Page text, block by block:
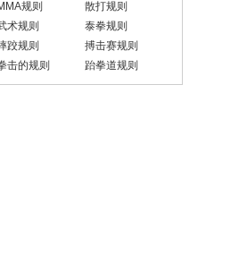
规则
散打规则
术规则
泰拳规则
跤规则
搏击赛规则
击的规则
跆拳道规则